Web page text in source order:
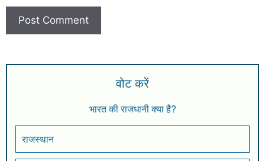
वोट करें
भारत की राजधानी क्या है?
राजस्थान